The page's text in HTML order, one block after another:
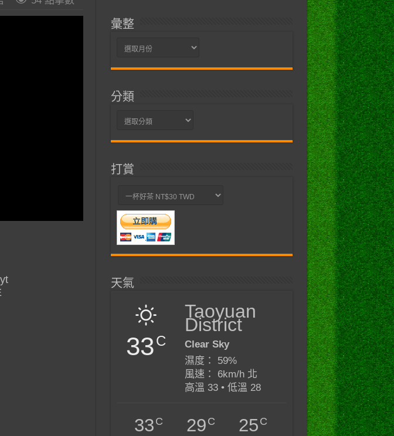
彙整
彙
分類
分
打賞
天氣
33C
Taoyuan
District
Clear Sky
濕度： 59%
風速： 6km/h 北
高溫 33 • 低溫 28
33C 29C 25C